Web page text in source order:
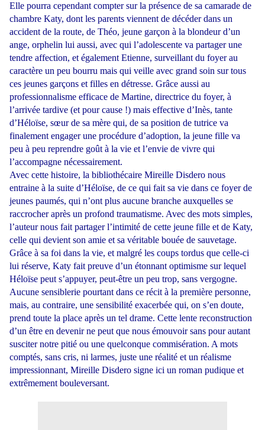
Elle pourra cependant compter sur la présence de sa camarade de
chambre Katy, dont les parents viennent de décéder dans un
accident de la route, de Théo, jeune garçon à la blondeur d’un
ange, orphelin lui aussi, avec qui l’adolescente va partager une
tendre affection, et également Etienne, surveillant du foyer au
caractère un peu bourru mais qui veille avec grand soin sur tous
ces jeunes garçons et filles en détresse. Grâce aussi au
professionnalisme efficace de Martine, directrice du foyer, à
l’arrivée tardive (et pour cause !) mais effective d’Inès, tante
d’Héloïse, sœur de sa mère qui, de sa position de tutrice va
finalement engager une procédure d’adoption, la jeune fille va
peu à peu reprendre goût à la vie et l’envie de vivre qui
l’accompagne nécessairement.
Avec cette histoire, la bibliothécaire Mireille Disdero nous
entraine à la suite d’Héloïse, de ce qui fait sa vie dans ce foyer de
jeunes paumés, qui n’ont plus aucune branche auxquelles se
raccrocher après un profond traumatisme. Avec des mots simples,
l’auteur nous fait partager l’intimité de cette jeune fille et de Katy,
celle qui devient son amie et sa véritable bouée de sauvetage.
Grâce à sa foi dans la vie, et malgré les coups tordus que celle-ci
lui réserve, Katy fait preuve d’un étonnant optimisme sur lequel
Héloïse peut s’appuyer, peut-être un peu trop, sans vergogne.
Aucune sensiblerie pourtant dans ce récit à la première personne,
mais, au contraire, une sensibilité exacerbée qui, on s’en doute,
prend toute la place après un tel drame. Cette lente reconstruction
d’un être en devenir ne peut que nous émouvoir sans pour autant
susciter notre pitié ou une quelconque commisération. A mots
comptés, sans cris, ni larmes, juste une réalité et un réalisme
impressionnant, Mireille Disdero signe ici un roman pudique et
extrêmement bouleversant.